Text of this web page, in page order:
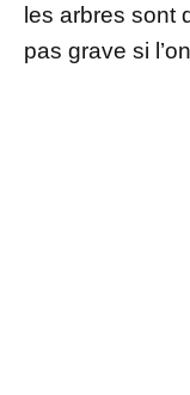
les arbres sont
pas grave si